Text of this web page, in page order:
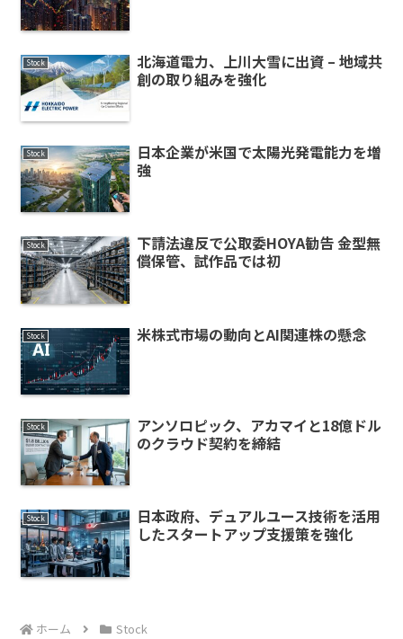
Stock
北海道電力、上川大雪に出資 – 地域共
創の取り組みを強化
Stock
日本企業が米国で太陽光発電能力を増
強
Stock
下請法違反で公取委HOYA勧告 金型無
償保管、試作品では初
Stock 米株式市場の動向とAI関連株の懸念
Stock
アンソロピック、アカマイと18億ドル
のクラウド契約を締結
Stock
日本政府、デュアルユース技術を活用
したスタートアップ支援策を強化
ホーム Stock